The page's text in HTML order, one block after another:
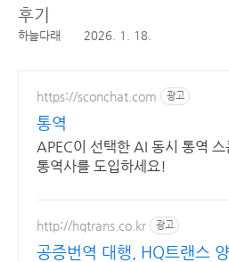
후기
하늘다래 2026. 1. 18.
https://sconchat.com 광고
통역
APEC이 선택한 AI 동시 통역
통역사를 도입하세요!
http://hqtrans.co.kr 광고
공증번역 대행, HQ트랜스